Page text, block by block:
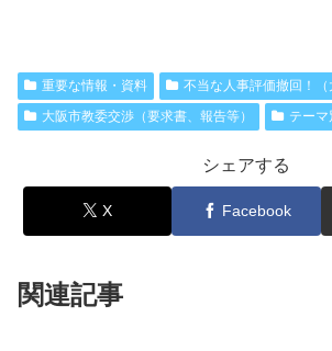
重要な情報・資料
不当な人事評価撤回！（
大阪市教委交渉（要求書、報告等）
テーマ
シェアする
X Facebook
関連記事